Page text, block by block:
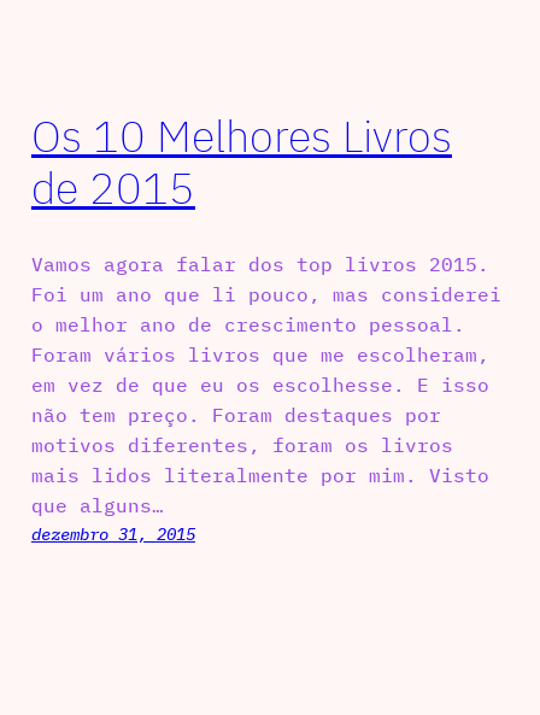
Os 10 Melhores Livros
de 2015
Vamos agora falar dos top livros 2015.
Foi um ano que li pouco, mas considerei
o melhor ano de crescimento pessoal.
Foram vários livros que me escolheram,
em vez de que eu os escolhesse. E isso
não tem preço. Foram destaques por
motivos diferentes, foram os livros
mais lidos literalmente por mim. Visto
que alguns…
dezembro 31, 2015